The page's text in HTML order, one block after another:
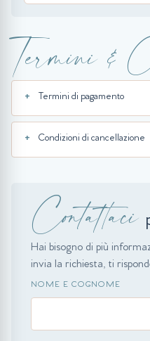
Termini &
Termini di pagamento
Condizioni di cancellazione
Contattaci
Hai bisogno di più
invia la richiesta, ti
NOME E COGNOME